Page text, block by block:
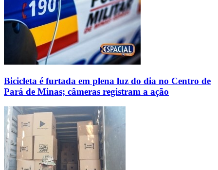
Bicicleta é furtada em plena luz do dia no Centro de
Pará de Minas; câmeras registram a ação